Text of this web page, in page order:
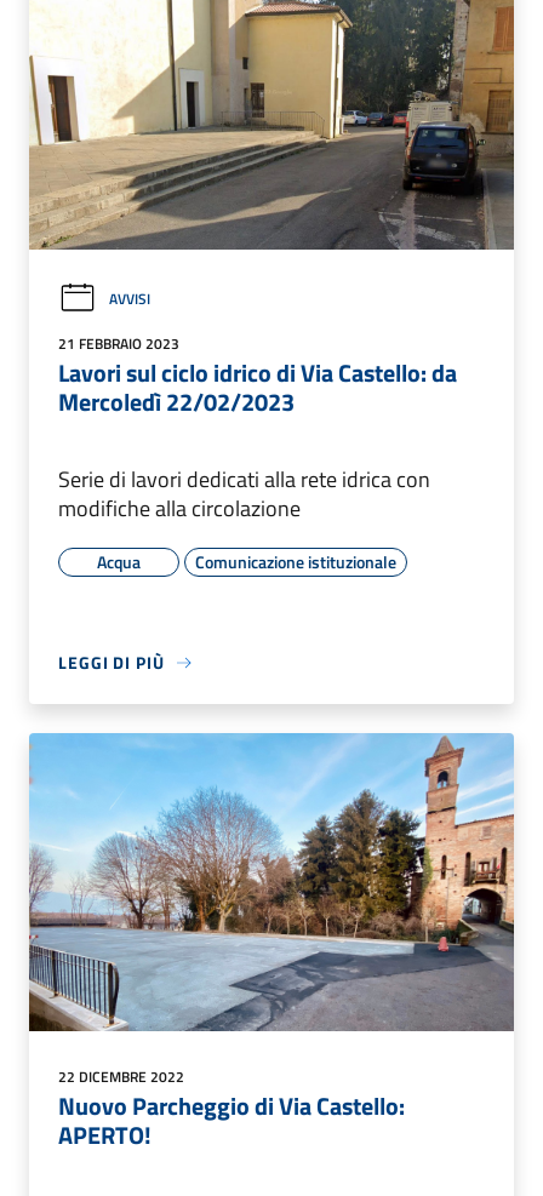
AVVISI
21 FEBBRAIO 2023
Lavori sul ciclo idrico di Via Castello: da
Mercoledì 22/02/2023
Serie di lavori dedicati alla rete idrica con
modifiche alla circolazione
Acqua Comunicazione istituzionale
LEGGI DI PIÙ
22 DICEMBRE 2022
Nuovo Parcheggio di Via Castello:
APERTO!